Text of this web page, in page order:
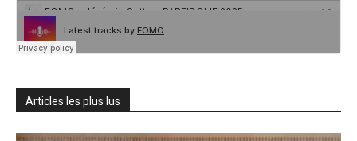
Articles les plus lus